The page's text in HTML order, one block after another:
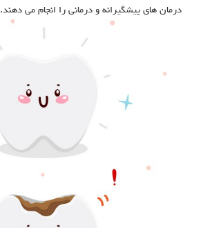
درمان های پیشگیرانه و درمانی را انجام می دهند.